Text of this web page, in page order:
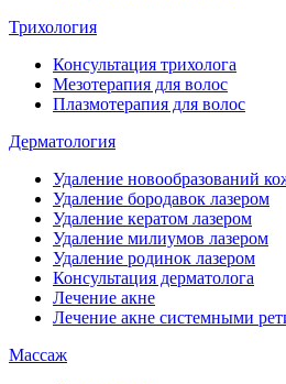
Трихология
Консультация трихолога
Мезотерапия для волос
Плазмотерапия для волос
Дерматология
Удаление новообразований
Удаление бородавок лазером
Удаление кератом лазером
Удаление милиумов лазером
Удаление родинок лазером
Консультация дерматолога
Лечение акне
Лечение акне системными
Массаж